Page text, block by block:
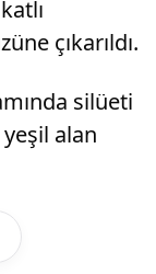
çıkarıldı.
silüeti
yeşil alan